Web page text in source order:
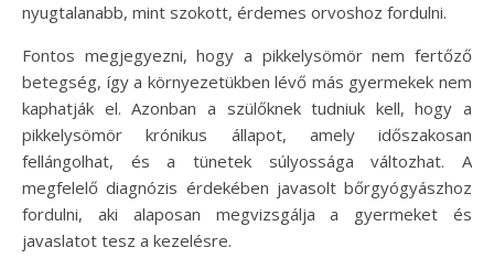
nyugtalanabb, mint szokott, érdemes orvoshoz fordulni.
Fontos megjegyezni, hogy a pikkelysömör nem fertőző
betegség, így a környezetükben lévő más gyermekek nem
kaphatják el. Azonban a szülőknek tudniuk kell, hogy a
pikkelysömör krónikus állapot, amely időszakosan
fellángolhat, és a tünetek súlyossága változhat. A
megfelelő diagnózis érdekében javasolt bőrgyógyászhoz
fordulni, aki alaposan megvizsgálja a gyermeket és
javaslatot tesz a kezelésre.